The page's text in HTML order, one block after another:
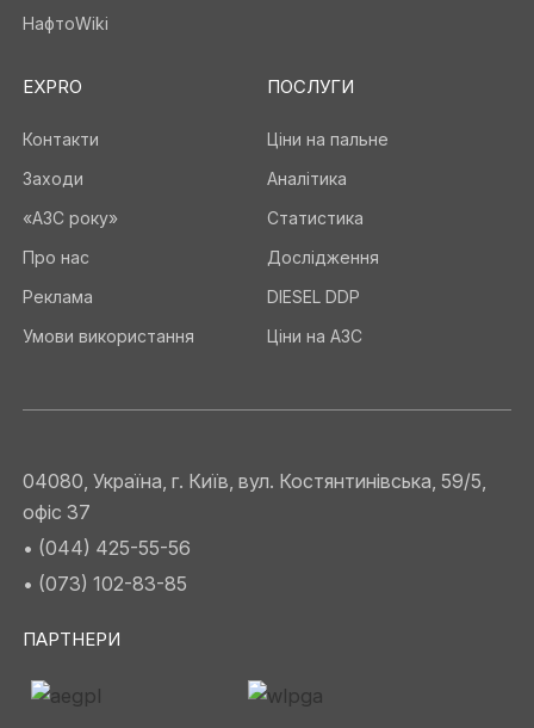
НафтоWiki
EXPRO
Контакти
Заходи
«АЗС року»
Про нас
Реклама
Умови використання
ПОСЛУГИ
Ціни на пальне
Аналітика
Статистика
Дослідження
DIESEL DDP
Ціни на АЗС
04080, Україна, г. Київ, вул. Костянтинівська, 59/5,
офіс 37
• (044) 425-55-56
• (073) 102-83-85
ПАРТНЕРИ